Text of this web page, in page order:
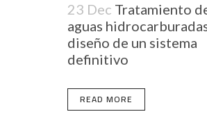
23 Dec Tratamiento
aguas
diseño de un sistema
definitivo
READ MORE